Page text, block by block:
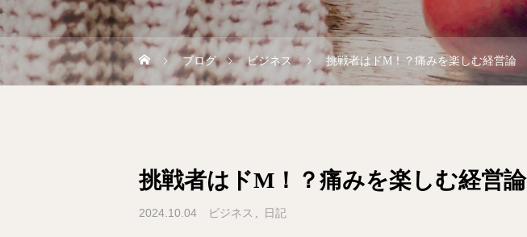
ブログ ビジネス 挑戦者はドM！？痛みを楽しむ経営論
挑戦者はドM！？痛みを楽しむ経営論
2024.10.04 ビジネス 日記